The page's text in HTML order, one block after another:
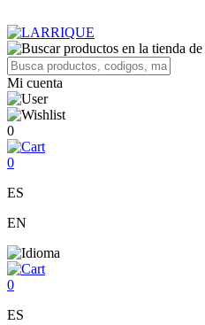
Mi cuenta
0
0
ES
EN
0
ES